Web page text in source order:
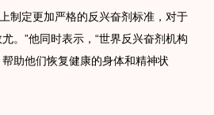
制定更加严格的反兴奋剂标准，对于
。”他同时表示，“世界反兴奋剂机构
助他们恢复健康的身体和精神状